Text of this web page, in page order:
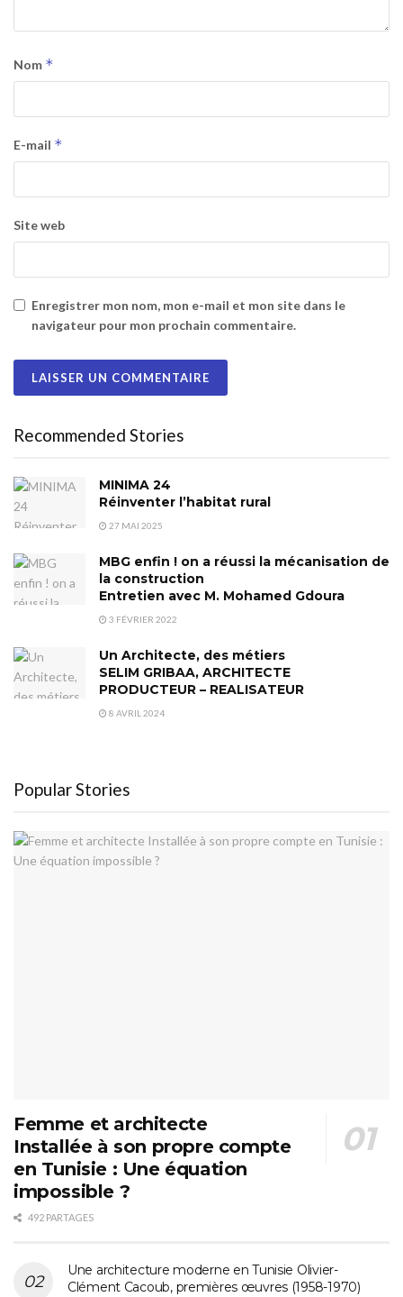
Nom *
E-mail *
Site web
Enregistrer mon nom, mon e-mail et mon site dans le
navigateur pour mon prochain commentaire.
Recommended Stories
MINIMA 24
Réinventer l’habitat rural
27 MAI 2025
MBG enfin ! on a réussi la mécanisation de
la construction
Entretien avec M. Mohamed Gdoura
3 FÉVRIER 2022
Un Architecte, des métiers
SELIM GRIBAA, ARCHITECTE
PRODUCTEUR – REALISATEUR
8 AVRIL 2024
Popular Stories
Femme et architecte
Installée à son propre compte
en Tunisie : Une équation
impossible ?
492 PARTAGES
Une architecture moderne en Tunisie Olivier-
Clément Cacoub, premières œuvres (1958-1970)